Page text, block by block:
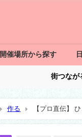
開催場所から探す
街つな
作る 【プロ直伝】